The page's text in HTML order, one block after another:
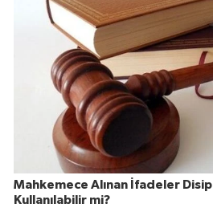
Mahkemece Alınan İfadeler
Kullanılabilir mi?